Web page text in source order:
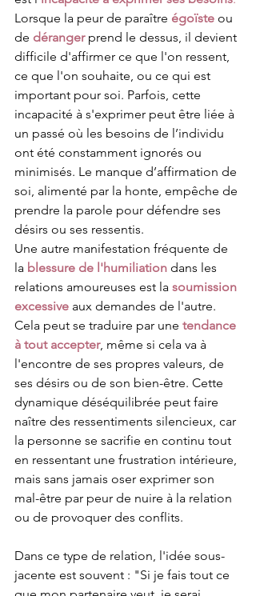
Lorsque la peur de paraître égoïste ou
de déranger prend le dessus, il devient
difficile d'affirmer ce que l'on ressent,
ce que l'on souhaite, ou ce qui est
important pour soi. Parfois, cette
incapacité à s'exprimer peut être liée à
un passé où les besoins de l’individu
ont été constamment ignorés ou
minimisés. Le manque d’affirmation de
soi, alimenté par la honte, empêche de
prendre la parole pour défendre ses
désirs ou ses ressentis.
Une autre manifestation fréquente de
la blessure de l'humiliation dans les
relations amoureuses est la soumission
excessive aux demandes de l'autre.
Cela peut se traduire par une tendance
à tout accepter, même si cela va à
l'encontre de ses propres valeurs, de
ses désirs ou de son bien-être. Cette
dynamique déséquilibrée peut faire
naître des ressentiments silencieux, car
la personne se sacrifie en continu tout
en ressentant une frustration intérieure,
mais sans jamais oser exprimer son
mal-être par peur de nuire à la relation
ou de provoquer des conflits.
Dans ce type de relation, l'idée sous-
jacente est souvent : "Si je fais tout ce